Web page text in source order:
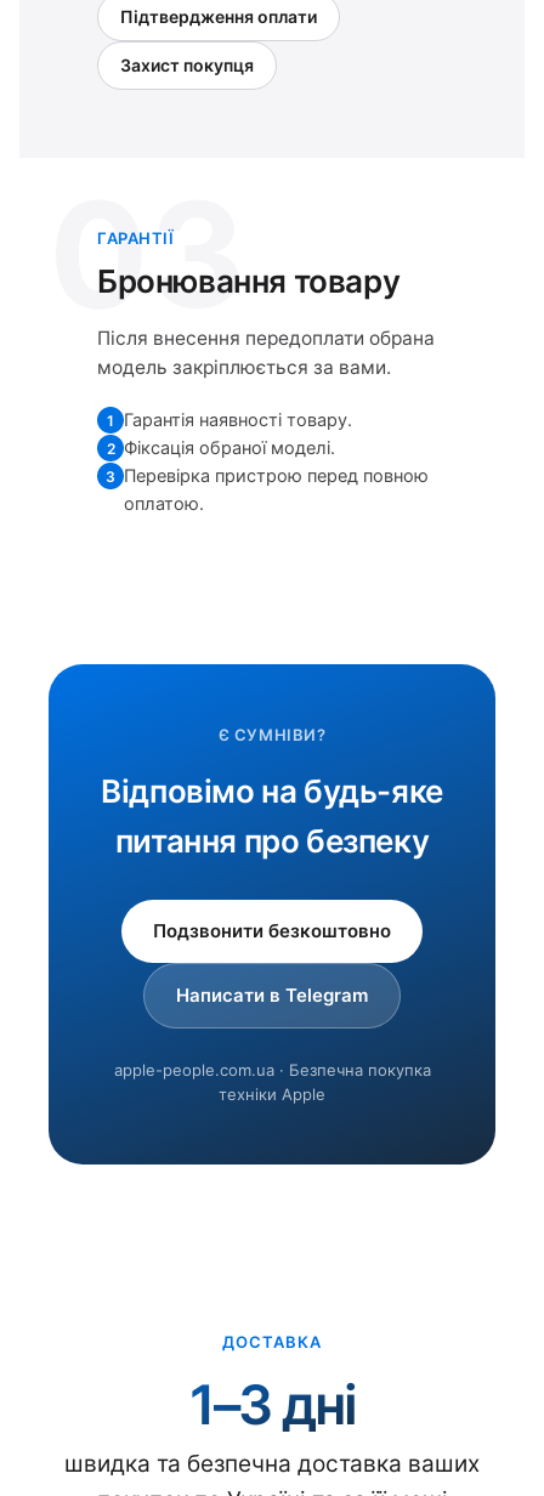
Підтвердження оплати
Захист покупця
03
ГАРАНТІЇ
Бронювання товару
Після внесення передоплати обрана
модель закріплюється за вами.
1 Гарантія наявності товару.
2 Фіксація обраної моделі.
3 Перевірка пристрою перед повною
оплатою.
Є СУМНІВИ?
Відповімо на будь-яке
питання про безпеку
Подзвонити безкоштовно
Написати в Telegram
apple-people.com.ua · Безпечна покупка
техніки Apple
ДОСТАВКА
1–3 дні
швидка та безпечна доставка ваших